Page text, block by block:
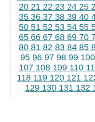
20 21 22 23 24 25
35 36 37 38 39 40
50 51 52 53 54 55
65 66 67 68 69 70
80 81 82 83 84 85
9596979899100
107108109110
118 119 120 121
129130131132